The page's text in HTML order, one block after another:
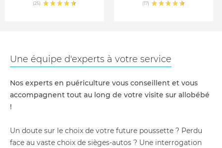
(25) (17)
Une équipe d'experts à votre service
Nos experts en puériculture vous conseillent et vous
accompagnent tout au long de votre visite sur allobébé
!
Un doute sur le choix de votre future poussette ? Perdu
face au vaste choix de sièges-autos ? Une interrogation